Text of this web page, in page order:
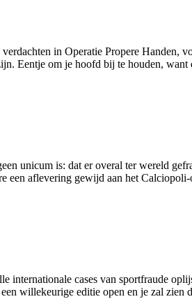
in Operatie Propere Handen,
Eentje om je hoofd bij te houden,
unicum is: dat er overal ter wereld
een aflevering gewijd aan het
internationale cases van sportfraude
willekeurige editie open en je zal zien